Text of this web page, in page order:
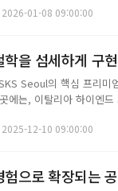
시간의...
2026-01-08 09:00:00
을 섬세하게 구
Seoul의 핵심 프리미
에는, 이탈리아 하이엔
형...
2025-12-10 09:00:00
험으로 확장되는